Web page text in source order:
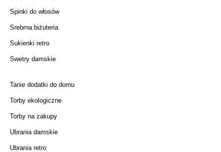
Spinki do włosów
Srebrna biżuteria
Sukienki retro
Swetry damskie
Tanie dodatki do domu
Torby ekologiczne
Torby na zakupy
Ubrania damskie
Ubrania retro